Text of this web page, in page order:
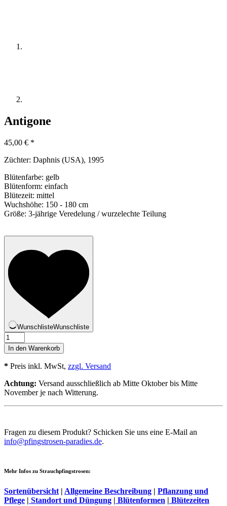
Antigone
45,00 € *
Züchter: Daphnis (USA), 1995
Blütenfarbe: gelb
Blütenform: einfach
Blütezeit: mittel
Wuchshöhe: 150 - 180 cm
Größe: 3-jährige Veredelung / wurzelechte Teilung
WunschlisteWunschliste
Antigone
Menge
In den Warenkorb
* Preis inkl. MwSt, zzgl. Versand
Achtung: Versand ausschließlich ab Mitte Oktober bis Mitte
November je nach Witterung.
Fragen zu diesem Produkt? Schicken Sie uns eine E-Mail an
info@pfingstrosen-paradies.de.
Mehr Infos zu Strauchpfingstrosen:
Sortenübersicht | Allgemeine Beschreibung | Pflanzung und
Pflege | Standort und Düngung | Blütenformen | Blütezeiten